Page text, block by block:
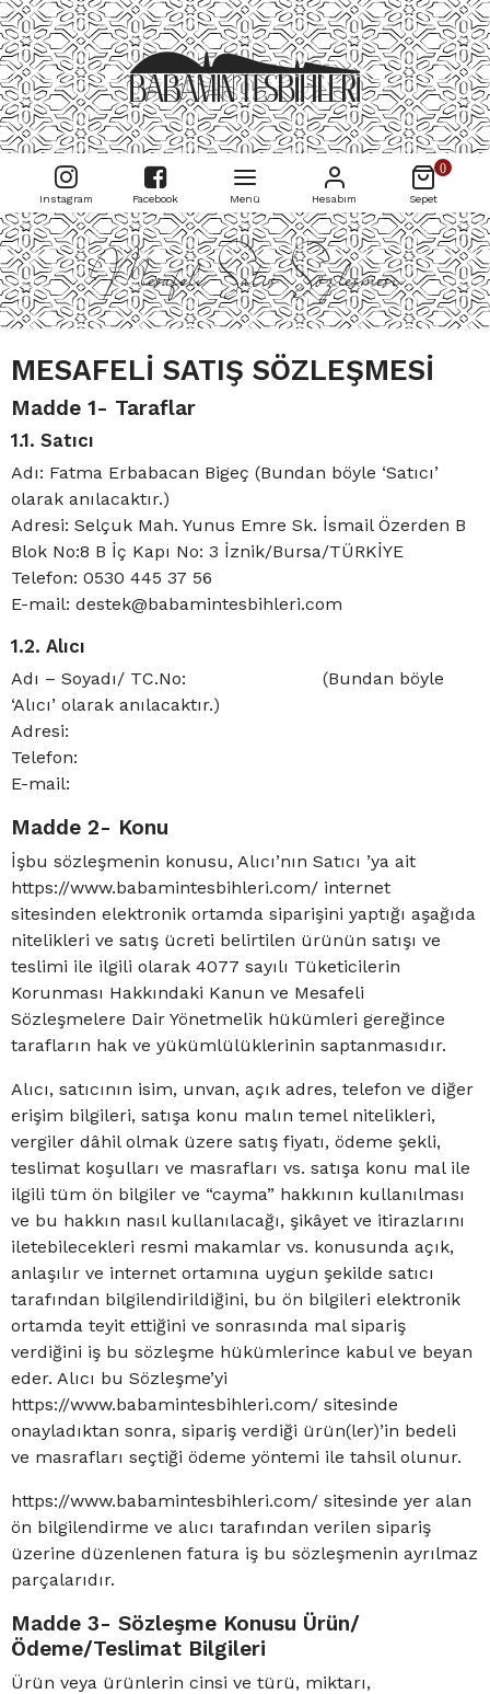
Instagram Facebook Menü Hesabım
0
Sepet
Mesafeli Satış Sözleşmesi
MESAFELİ SATIŞ SÖZLEŞMESİ
Madde 1- Taraflar
1.1. Satıcı
Adı: Fatma Erbabacan Bigeç (Bundan böyle ‘Satıcı’
olarak anılacaktır.)
Adresi: Selçuk Mah. Yunus Emre Sk. İsmail Özerden B
Blok No:8 B İç Kapı No: 3 İznik/Bursa/TÜRKİYE
Telefon: 0530 445 37 56
E-mail: destek@babamintesbihleri.com
1.2. Alıcı
Adı – Soyadı/ TC.No: (Bundan böyle
‘Alıcı’ olarak anılacaktır.)
Adresi:
Telefon:
E-mail:
Madde 2- Konu
İşbu sözleşmenin konusu, Alıcı’nın Satıcı ’ya ait
https://www.babamintesbihleri.com/ internet
sitesinden elektronik ortamda siparişini yaptığı aşağıda
nitelikleri ve satış ücreti belirtilen ürünün satışı ve
teslimi ile ilgili olarak 4077 sayılı Tüketicilerin
Korunması Hakkındaki Kanun ve Mesafeli
Sözleşmelere Dair Yönetmelik hükümleri gereğince
tarafların hak ve yükümlülüklerinin saptanmasıdır.
Alıcı, satıcının isim, unvan, açık adres, telefon ve diğer
erişim bilgileri, satışa konu malın temel nitelikleri,
vergiler dâhil olmak üzere satış fiyatı, ödeme şekli,
teslimat koşulları ve masrafları vs. satışa konu mal ile
ilgili tüm ön bilgiler ve “cayma” hakkının kullanılması
ve bu hakkın nasıl kullanılacağı, şikâyet ve itirazlarını
iletebilecekleri resmi makamlar vs. konusunda açık,
anlaşılır ve internet ortamına uygun şekilde satıcı
tarafından bilgilendirildiğini, bu ön bilgileri elektronik
ortamda teyit ettiğini ve sonrasında mal sipariş
verdiğini iş bu sözleşme hükümlerince kabul ve beyan
eder. Alıcı bu Sözleşme’yi
https://www.babamintesbihleri.com/ sitesinde
onayladıktan sonra, sipariş verdiği ürün(ler)’in bedeli
ve masrafları seçtiği ödeme yöntemi ile tahsil olunur.
https://www.babamintesbihleri.com/ sitesinde yer alan
ön bilgilendirme ve alıcı tarafından verilen sipariş
üzerine düzenlenen fatura iş bu sözleşmenin ayrılmaz
parçalarıdır.
Madde 3- Sözleşme Konusu Ürün/
Ödeme/Teslimat Bilgileri
Ürün veya ürünlerin cinsi ve türü, miktarı,